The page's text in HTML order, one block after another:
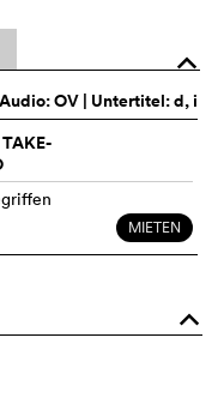
o
Audio:OV | Untertitel: d, i
MIETEN
o